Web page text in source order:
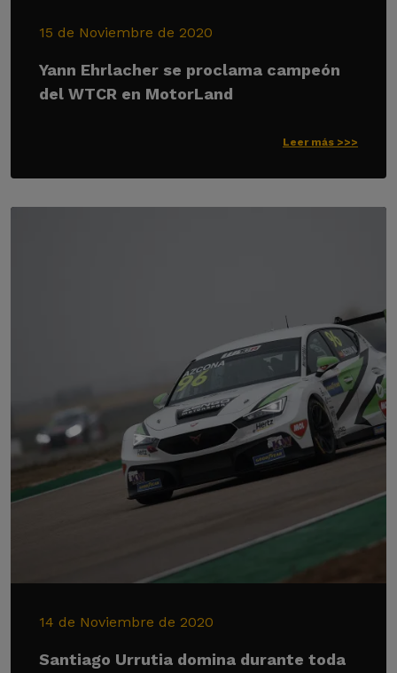
15 de Noviembre de 2020
Yann Ehrlacher se proclama campeón
del WTCR en MotorLand
Leer más >>>
14 de Noviembre de 2020
Santiago Urrutia domina durante toda